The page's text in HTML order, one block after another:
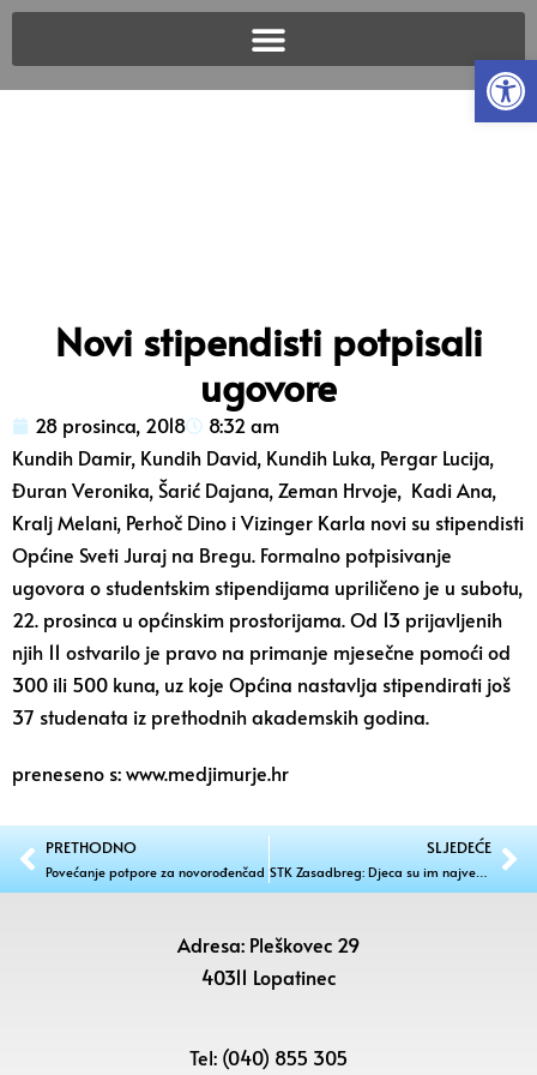
Novi stipendisti potpisali
ugovore
28 prosinca, 2018
8:32 am
Kundih Damir, Kundih David, Kundih Luka, Pergar Lucija,
Đuran Veronika, Šarić Dajana, Zeman Hrvoje, Kadi Ana,
Kralj Melani, Perhoč Dino i Vizinger Karla novi su stipendisti
Općine Sveti Juraj na Bregu. Formalno potpisivanje
ugovora o studentskim stipendijama upriličeno je u subotu,
22. prosinca u općinskim prostorijama. Od 13 prijavljenih
njih 11 ostvarilo je pravo na primanje mjesečne pomoći od
300 ili 500 kuna, uz koje Općina nastavlja stipendirati još
37 studenata iz prethodnih akademskih godina.
preneseno s: www.medjimurje.hr
PRETHODNO
Povećanje potpore za novorođenčad
SLJEDEĆE
STK Zasadbreg: Djeca su im najveća snaga
Adresa: Pleškovec 29
40311 Lopatinec
Tel: (040) 855 305